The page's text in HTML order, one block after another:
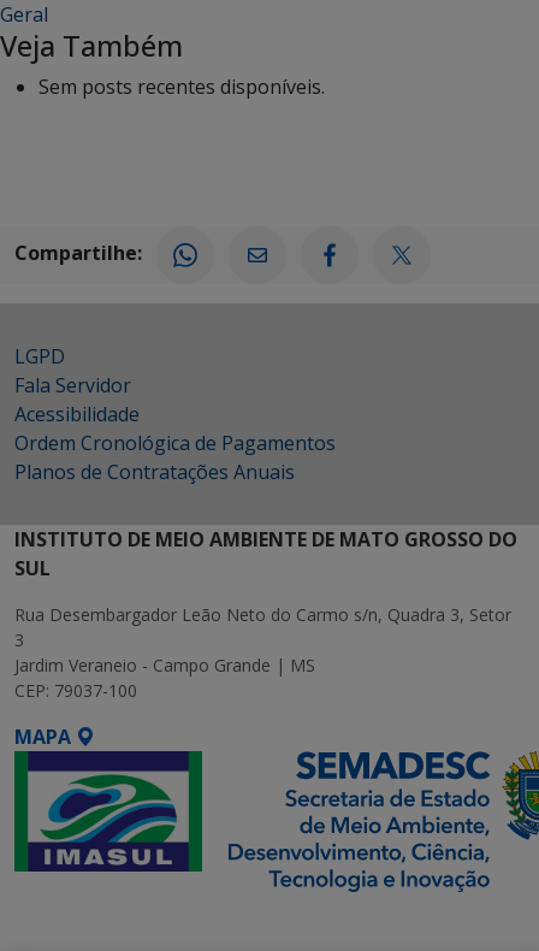
Geral
Veja Também
Sem posts recentes disponíveis.
Compartilhe:
LGPD
Fala Servidor
Acessibilidade
Ordem Cronológica de Pagamentos
Planos de Contratações Anuais
INSTITUTO DE MEIO AMBIENTE DE MATO GROSSO DO
SUL
Rua Desembargador Leão Neto do Carmo s/n, Quadra 3, Setor
3
Jardim Veraneio - Campo Grande | MS
CEP: 79037-100
MAPA